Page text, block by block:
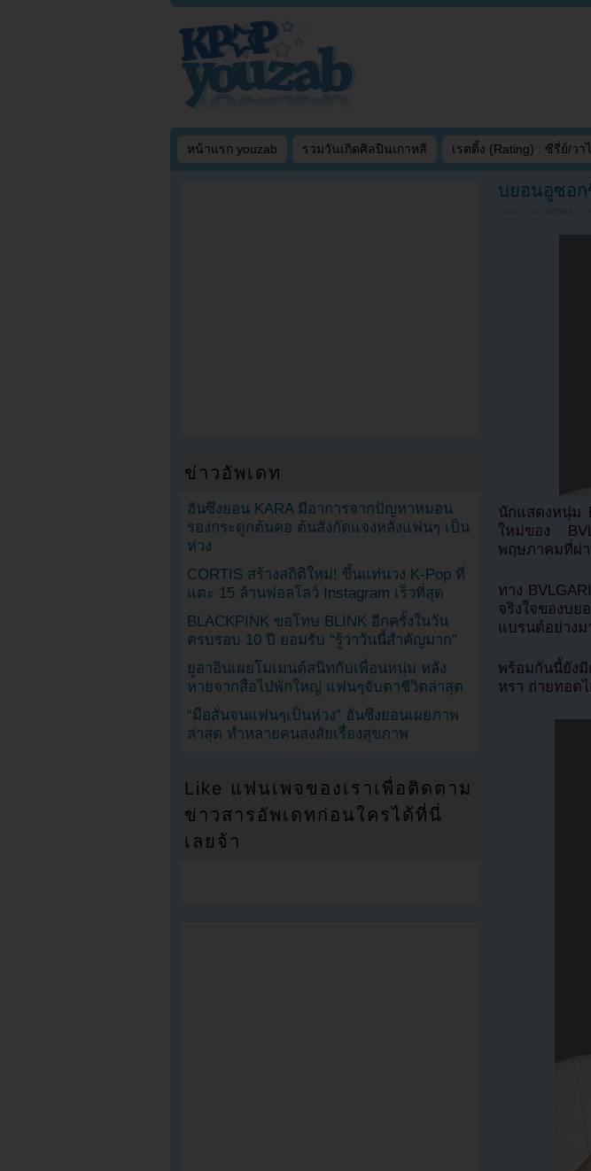
หน้าแรก youzab รวมวันเกิดศิลปินเกาหลี เรตติ้ง (Rating) : ซีรี่ย์/วา
บยอนอูซอก
NEWS
นักแสดงหนุ่ม
ใหม่ของ
พฤษภาคมที่ผ่
ทาง
จริงใจของบ
แบรนด์อย่างม
พร้อมกันนี้ยัง
หรา ถ่ายทอด
ข่าวอัพเดท
ฮันซึงยอน KARA มีอาการจากปัญหาหมอน
รองกระดูกต้นคอ ต้นสังกัดแจงหลังแฟนๆ เป็น
ห่วง
CORTIS สร้างสถิติใหม่! ขึ้นแท่นวง K-Pop ที่
แตะ 15 ล้านฟอลโลว์ Instagram เร็วที่สุด
BLACKPINK ขอโทษ BLINK อีกครั้งในวัน
ครบรอบ 10 ปี ยอมรับ “รู้ว่าวันนี้สำคัญมาก”
ยูอาอินเผยโมเมนต์สนิทกับเพื่อนหนุ่ม หลัง
หายจากสื่อไปพักใหญ่ แฟนๆจับตาชีวิตล่าสุด
“มือสั่นจนแฟนๆเป็นห่วง” ฮันซึงยอนเผยภาพ
ล่าสุด ทำหลายคนสงสัยเรื่องสุขภาพ
Like แฟนเพจของเราเพื่อติดตาม
ข่าวสารอัพเดทก่อนใครได้ที่นี่
เลยจ้า